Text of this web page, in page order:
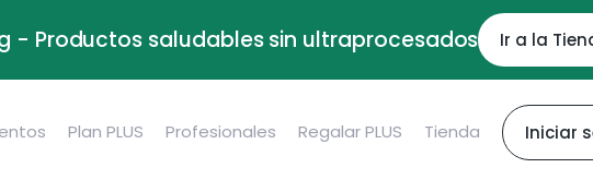
- Productos saludables sin ultraprocesados Ir a la
Plan PLUS Profesionales Regalar PLUS Tienda Iniciar